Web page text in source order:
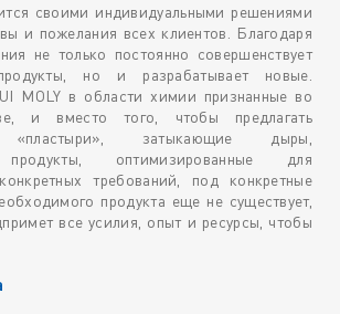
своими индивидуальными решениями
и пожелания всех клиентов. Благодаря
не только постоянно совершенствует
но и разрабатывает новые.
MOLY в области химии признанные во
и вместо того, чтобы предлагать
«пластыри», затыкающие дыры,
продукты, оптимизированные для
требований, под конкретные
продукта еще не существует,
все усилия, опыт и ресурсы, чтобы